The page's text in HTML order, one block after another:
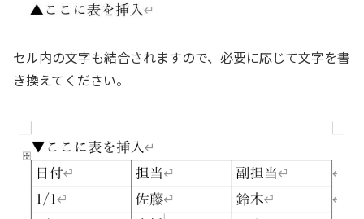
セル内の文字も結合されますので、必要に応じて文字を書
き換えてください。